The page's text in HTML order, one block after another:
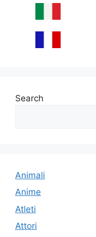
Search
Animali
Anime
Atleti
Attori